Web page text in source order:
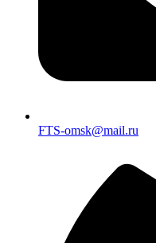
FTS-omsk@mail.ru